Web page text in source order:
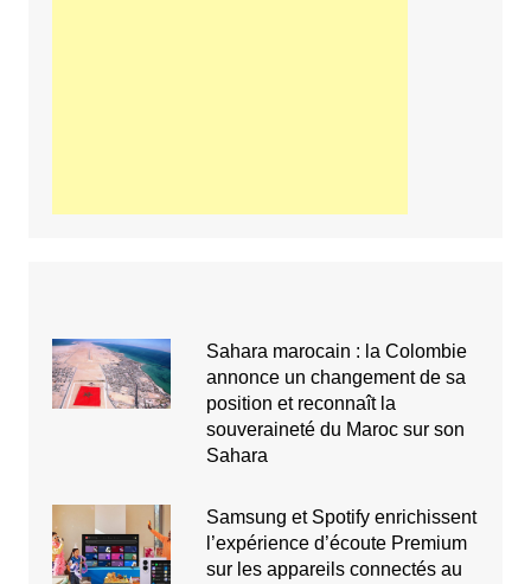
Sahara marocain : la Colombie
annonce un changement de sa
position et reconnaît la
souveraineté du Maroc sur son
Sahara
Samsung et Spotify enrichissent
l’expérience d’écoute Premium
sur les appareils connectés au